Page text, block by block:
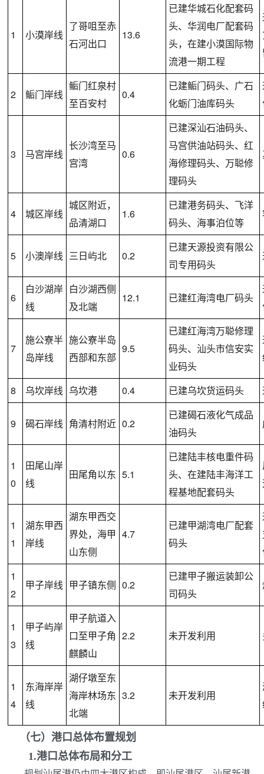
1 小漠岸线
了哥咀至赤
石河出口
13.6
已建华城石化配套码
头、华润电厂配套码
头，在建小漠国际物
流港一期工程
2 鲘门岸线
鲘门红泉村
至百安村
0.4
已建鲘门码头、广石
化蛎门油库码头
3 马宫岸线
长沙湾至马
宫湾
0.6
已建深汕石油码头、
马宫供油站码头、红
海修理码头、万聪修
理码头
4 城区岸线
城区附近，
品清湖口
1.6
已建港务码头、飞洋
码头、海事泊位等
5 小澳岸线 三日屿北 0.2
已建天源投资有限公
司专用码头
6
白沙湖岸
线
白沙湖西侧
及北端
12.1 已建红海湾电厂码头
7
施公寮半
岛岸线
施公寮半岛
西部和东部
9.5
已建红海湾万聪修理
码头、汕头市信安实
业码头
8 乌坎岸线 乌坎港 0.4 已建乌坎货运码头
9 碣石岸线 角清村附近 0.2
已建碣石液化气成品
油码头
1
0
田尾山岸
线
田尾角以东 5.1
已建陆丰核电重件码
头、在建陆丰海洋工
程基地配套码头
1
1
湖东甲西
岸线
湖东甲西交
界处，海甲
山东侧
4.7
已建甲湖湾电厂配套
码头
1
2
甲子岸线 甲子镇东侧 0.2
已建甲子搬运装卸公
司码头
1
3
甲子屿岸
线
甲子航道入
口至甲子角
麒麟山
2.2 未开发利用
1
4
东海岸岸
线
湖仔墩至东
海岸林场东
北端
3.2 未开发利用
（七）港口总体布置规划
1.港口总体布局和分工